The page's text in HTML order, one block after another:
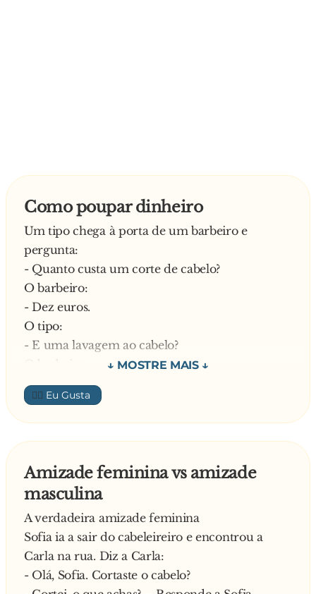
Como poupar dinheiro
Um tipo chega à porta de um barbeiro e
pergunta:
- Quanto custa um corte de cabelo?
O barbeiro:
- Dez euros.
O tipo:
- E uma lavagem ao cabelo?
- Três euros.
O tipo:
- E uma barba?
O barbeiro:
O tipo:
- Eh lá! Este mês já poupei dezoito euros
—
👍🏼
Amizade feminina vs amizade
masculina
A verdadeira amizade feminina
Sofia ia a sair do cabeleireiro e encontrou a
Carla na rua. Diz a Carla:
- Olá, Sofia. Cortaste o cabelo?